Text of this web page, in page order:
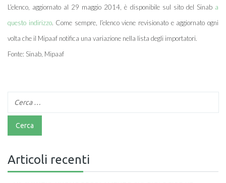
L’elenco, aggiornato al 29 maggio 2014, è disponibile sul sito del Sinab a
questo indirizzo. Come sempre, l’elenco viene revisionato e aggiornato ogni
volta che il Mipaaf notifica una variazione nella lista degli importatori.
Fonte: Sinab, Mipaaf
Articoli recenti